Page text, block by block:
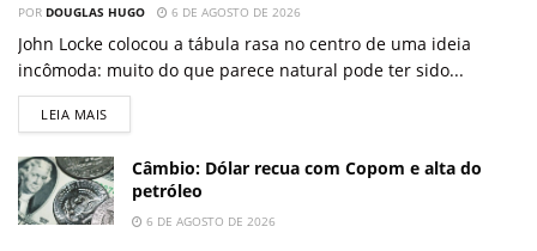
POR DOUGLAS HUGO 6 DE AGOSTO DE 2026
John Locke colocou a tábula rasa no centro de uma ideia
incômoda: muito do que parece natural pode ter sido...
LEIA MAIS
Câmbio: Dólar recua com Copom e alta do
petróleo
6 DE AGOSTO DE 2026